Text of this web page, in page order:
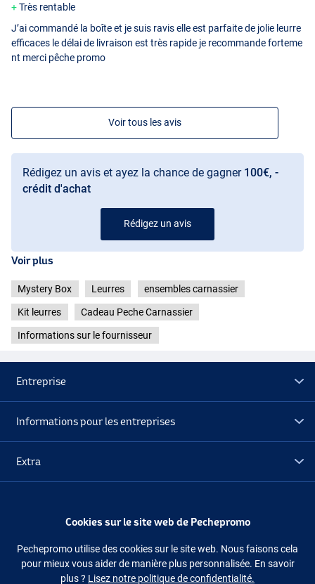
Très rentable
J’ai commandé la boîte et je suis ravis elle est parfaite de jolie leurre
efficaces le délai de livraison est très rapide je recommande forteme
nt merci pêche promo
Voir tous les avis
Rédigez un avis et ayez la chance de gagner 100€, -
crédit d'achat
Rédigez un avis
Voir plus
Mystery Box Leurres ensembles carnassier
Kit leurres Cadeau Peche Carnassier
Informations sur le fournisseur
Entreprise
Informations pour les entreprises
Extra
Suivez-nous Facebook Instagram
Cookies sur le site web de Pechepromo
Pechepromo utilise des cookies sur le site web. Nous faisons cela
pour mieux vous aider de manière plus personnalisée. En savoir
plus ? Lisez notre politique de confidentialité.